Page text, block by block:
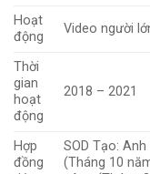
Hoạt
động
Video người
Thời
gian
hoạt
động
2018 – 2021
Hợp
đồng
SOD Tạo:
(Tháng 10